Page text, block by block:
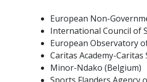
European Non-
International Council of
European Observatory
Caritas Academy-Caritas
Minor-Ndako (Belgium)